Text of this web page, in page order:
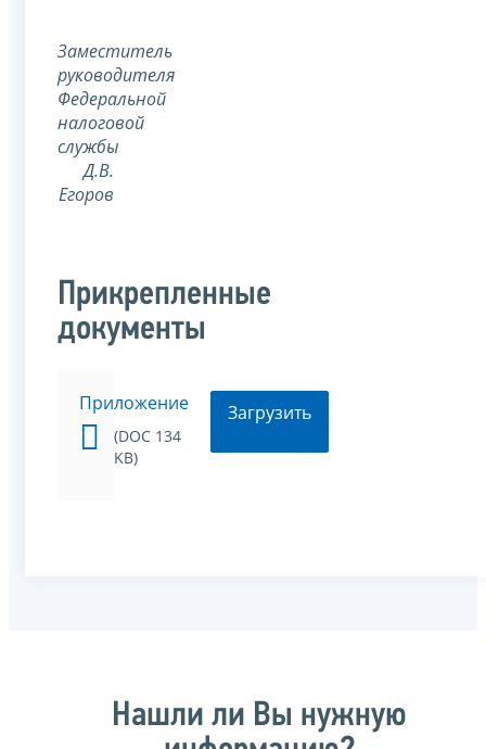
Заместитель
руководителя
Федеральной
налоговой
службы
Д.В.
Егоров
Прикрепленные
документы
Приложение
(DOC 134
KB)
Загрузить
Нашли ли Вы нужную